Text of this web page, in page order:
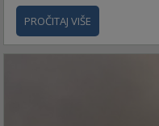
PROČITAJ VIŠE